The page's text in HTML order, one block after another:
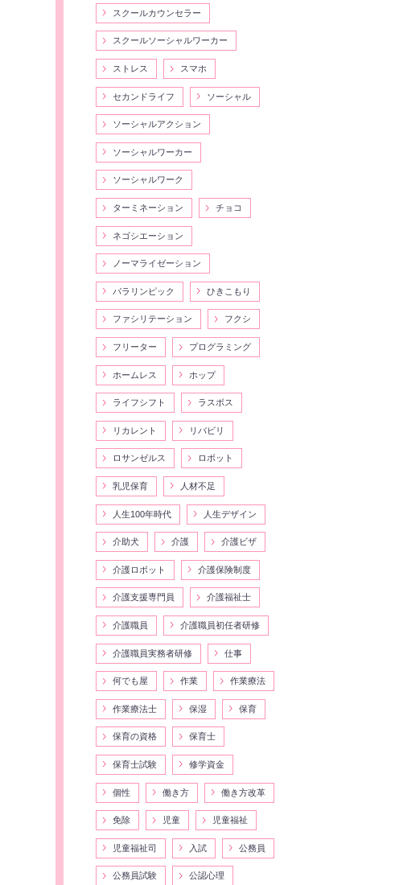
スクールカウンセラー
スクールソーシャルワーカー
ストレス スマホ
セカンドライフ ソーシャル
ソーシャルアクション
ソーシャルワーカー
ソーシャルワーク
ターミネーション チョコ
ネゴシエーション
ノーマライゼーション
パラリンピック ひきこもり
ファシリテーション フクシ
フリーター プログラミング
ホームレス ホップ
ライフシフト ラスボス
リカレント リバビリ
ロサンゼルス ロボット
乳児保育 人材不足
人生100年時代 人生デザイン
介助犬 介護 介護ビザ
介護ロボット 介護保険制度
介護支援専門員 介護福祉士
介護職員 介護職員初任者研修
介護職員実務者研修 仕事
何でも屋 作業 作業療法
作業療法士 保湿 保育
保育の資格 保育士
保育士試験 修学資金
個性 働き方 働き方改革
免除 児童 児童福祉
児童福祉司 入試 公務員
公務員試験 公認心理